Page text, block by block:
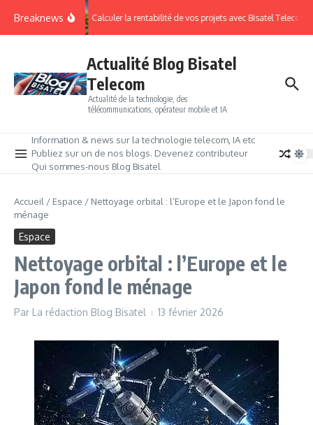
Breaknews Calculer la rentabilité de vos projets avec Bisatel Telecom.
Actualité Blog Bisatel
Telecom
Actualité de la technologie, des
télécommunications, opérateur mobile et IA
Information & news sur la technologie telecom, IA etc
Publiez sur un de nos blogs. Devenez contributeur
Qui sommes-nous Blog Bisatel
Accueil / Espace / Nettoyage orbital : l’Europe et le Japon fond le
ménage
Espace
Nettoyage orbital : l’Europe et le
Japon fond le ménage
Par La rédaction Blog Bisatel 13 février 2026